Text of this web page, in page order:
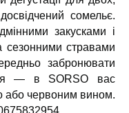
сомельє.
закусками і
сезонними стравами
забронювати
— в SORSO вас
або червоним вином.